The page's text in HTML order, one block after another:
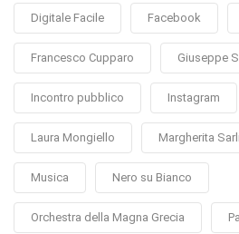
Digitale Facile Facebook
Francesco Cupparo Giuseppe
Incontro pubblico Instagram
Laura Mongiello Margherita Sarli
Musica Nero su Bianco
Orchestra della Magna Grecia